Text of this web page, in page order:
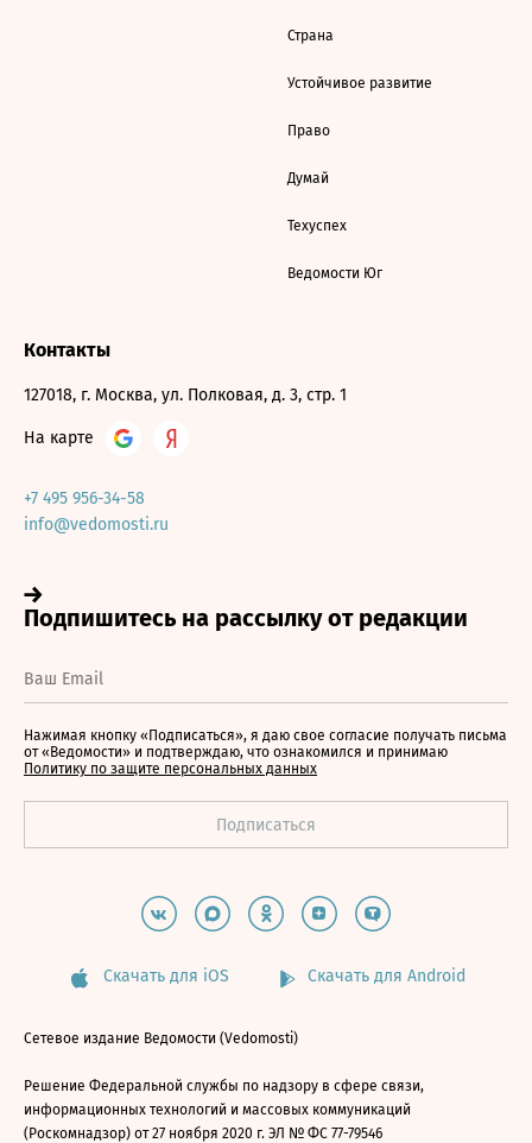
Страна
Устойчивое развитие
Право
Думай
Техуспех
Ведомости Юг
Контакты
127018, г. Москва, ул. Полковая, д. 3, стр. 1
На карте
+7 495 956-34-58
info@vedomosti.ru
Нажимая кнопку «Подписаться», я даю свое согласие получать письма
от «Ведомости» и подтверждаю, что ознакомился и принимаю
Политику по защите персональных данных
Скачать для iOS Скачать для Android
Сетевое издание Ведомости (Vedomosti)
Решение Федеральной службы по надзору в сфере связи,
информационных технологий и массовых коммуникаций
(Роскомнадзор) от 27 ноября 2020 г. ЭЛ № ФС 77-79546